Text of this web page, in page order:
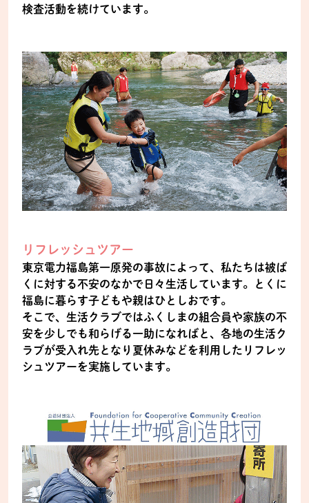
検査活動を続けています。
リフレッシュツアー
東京電力福島第一原発の事故によって、私たちは被ば
くに対する不安のなかで日々生活しています。とくに
福島に暮らす子どもや親はひとしおです。
そこで、生活クラブではふくしまの組合員や家族の不
安を少しでも和らげる一助になればと、各地の生活ク
ラブが受入れ先となり夏休みなどを利用したリフレッ
シュツアーを実施しています。